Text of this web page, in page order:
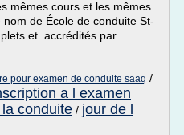
mêmes cours et les mêmes
de École de conduite St-
et accrédités par...
pour examen de conduite saaq /
a l examen
la conduite / jour de l